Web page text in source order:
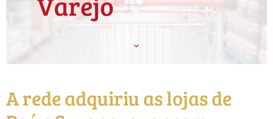
A rede adquiriu as lojas de